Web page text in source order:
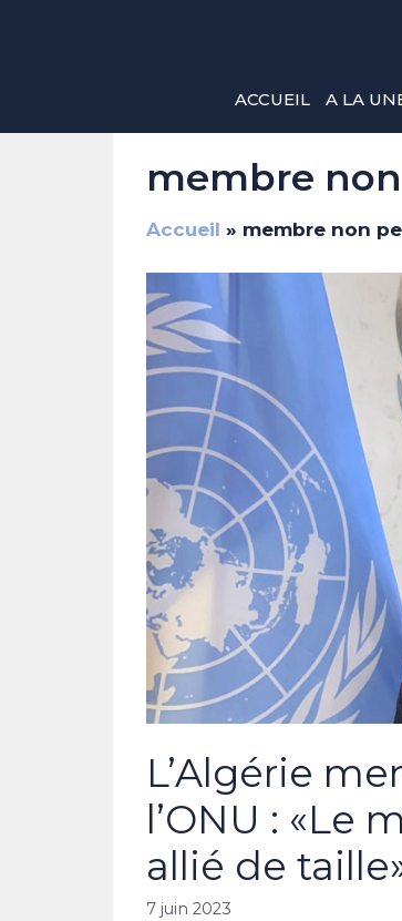
ACCUEIL A LA
membre
Accueil » membre non
L’Algérie
l’ONU : «Le
allié de
7 juin 2023